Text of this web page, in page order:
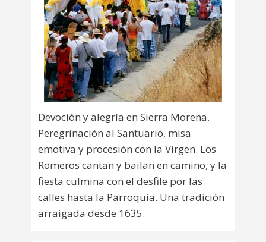
Devoción y alegría en Sierra Morena.
Peregrinación al Santuario, misa
emotiva y procesión con la Virgen. Los
Romeros cantan y bailan en camino, y la
fiesta culmina con el desfile por las
calles hasta la Parroquia. Una tradición
arraigada desde 1635.